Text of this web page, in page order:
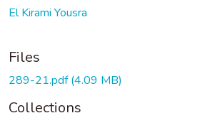
El Kirami Yousra
Files
289-21.pdf(4.09 MB)
Collections